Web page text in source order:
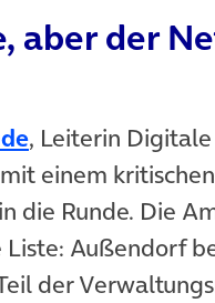
aber der
(öffnet in
, Leiterin
einem
die Runde. Die
Außendorf
in neuem Tab)
der